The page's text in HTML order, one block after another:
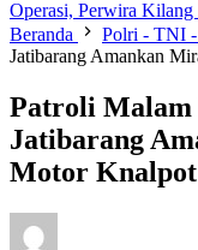
Operasi, Perwira Kilang
Beranda
Polri - TNI
Jatibarang Amankan
Patroli Malam
Jatibarang
Motor